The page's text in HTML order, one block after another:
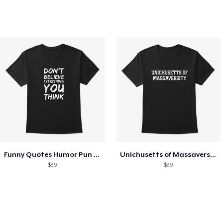
Funny Quotes Humor Pun Over thinker
$39
Unichusetts of Massaversity Funny
$39